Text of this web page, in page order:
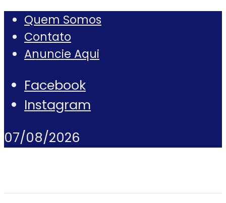
Quem Somos
Contato
Anuncie Aqui
Facebook
Instagram
07/08/2026